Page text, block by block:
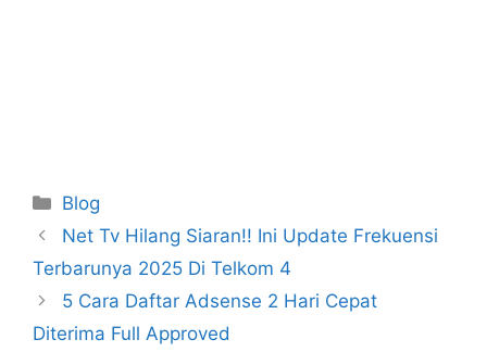
Categories
Blog
Net Tv Hilang Siaran!! Ini Update Frekuensi
Terbarunya 2025 Di Telkom 4
5 Cara Daftar Adsense 2 Hari Cepat
Diterima Full Approved